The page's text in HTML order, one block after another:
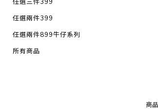
任選兩件399
任選兩件899牛仔系列
所有商品
商